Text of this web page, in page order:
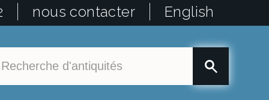
nous contacter English